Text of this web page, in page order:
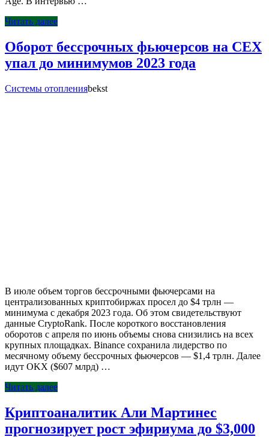
Читать далее
Оборот бессрочных фьючерсов на CEX
упал до минимумов 2023 года
Системы отопленияbekst
В июле объем торгов бессрочными фьючерсами на
централизованных криптобиржах просел до $4 трлн —
минимума с декабря 2023 года. Об этом свидетельствуют
данные CryptoRank. После короткого восстановления
оборотов с апреля по июнь объемы снова снизились на всех
крупных площадках. Binance сохранила лидерство по
месячному объему бессрочных фьючерсов — $1,4 трлн. Далее
идут OKX ($607 млрд) …
Читать далее
Криптоаналитик Али Мартинес
прогнозирует рост эфириума до $3,000